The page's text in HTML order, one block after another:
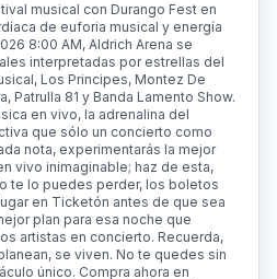
musical con Durango Fest en
de euforia musical y energía
8:00 AM, Aldrich Arena se
interpretadas por estrellas del
Los Principes, Montez De
Patrulla 81 y Banda Lamento Show.
en vivo, la adrenalina del
que sólo un concierto como
nota, experimentarás la mejor
vivo inimaginable; haz de esta,
te lo puedes perder, los boletos
en Ticketón antes de que sea
plan para esa noche que
artistas en concierto. Recuerda,
se viven. No te quedes sin
único. Compra ahora en